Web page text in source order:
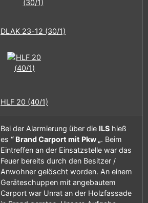
DLAK 23-12 (30/1)
HLF 20 (40/1)
Bei der Alarmierung über die ILS hieß
es “ Brand Carport mit Pkw „. Beim
Eintreffen an der Einsatzstelle war das
Feuer bereits durch den Besitzer /
Anwohner gelöscht worden. An einem
Geräteschuppen mit angebautem
Carport war Unrat an der Holzfassade